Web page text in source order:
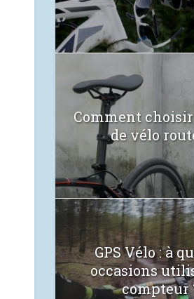
Comment
de vélo
GPS Vélo : à
occasions
compteur